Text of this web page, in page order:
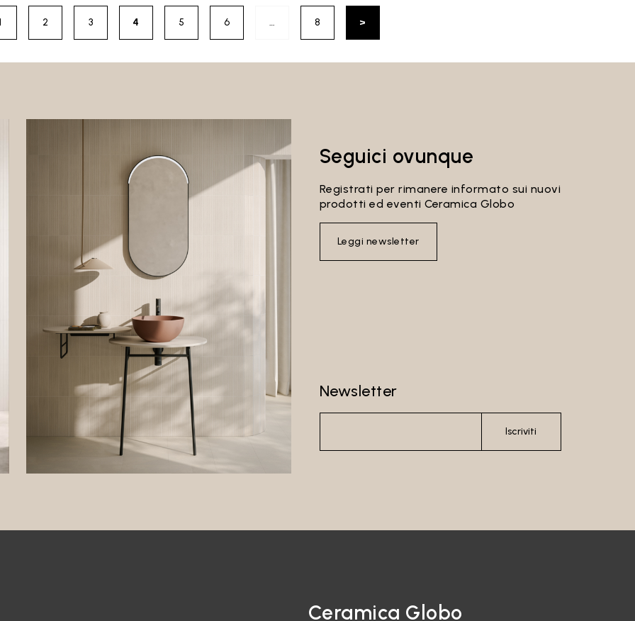
2 3 4 5 6 … 8 >
Seguici ovunque
Registrati per rimanere informato sui nuovi
prodotti ed eventi Ceramica Globo
Leggi newsletter
Newsletter
Iscriviti
Ceramica Globo